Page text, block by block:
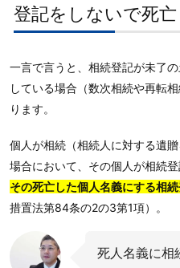
登記をしないで死
一言で言うと、相続登記が未了
している場合（数次相続や再転
ります。
個人が相続（相続人に対する遺
場合において、その個人が相続
その死亡した個人名義にする相
措置法第84条の2の3第1項）。
死人名義に相